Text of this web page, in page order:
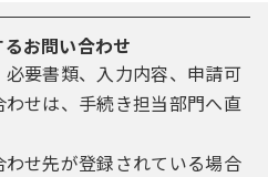
お問い合わせ
要書類、入力内容、申請可
せは、手続き担当部門へ直
せ先が登録されている場合